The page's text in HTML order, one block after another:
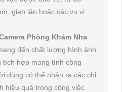
gian lận hoặc các vụ vi
Phòng Khám Nha
đến chất lượng hình ảnh
tích hợp mang tính công
dùng có thể nhận ra các chi
hiệu quả trong công việc